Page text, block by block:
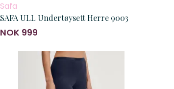
Safa
SAFA ULL Undertøysett Herre 9003
NOK 999